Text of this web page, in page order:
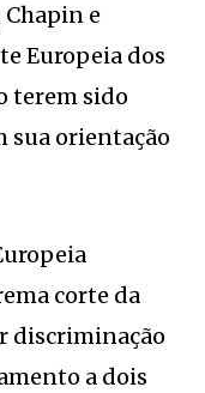
e
Europeia dos
terem sido
sua orientação
corte da
discriminação
a dois